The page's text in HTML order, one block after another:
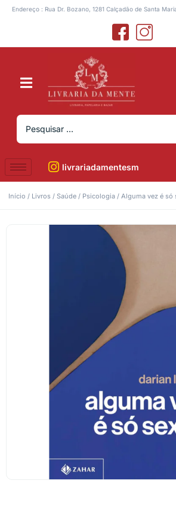
Endereço : Rua Dr. Bozano, 1281 Calçadão de Santa
livrariadamentesm
Início / Livros / Saúde / Psicologia / Alguma vez é só